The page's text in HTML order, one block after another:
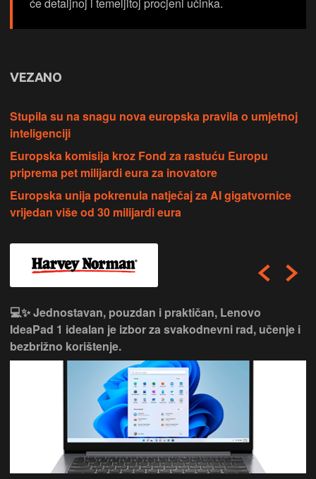
VEZANO
Stupila su na snagu nova europska pravila o umjetnoj
inteligenciji
Europska komisija kroz Fond za rastuću Europu
priprema pet milijardi eura za inovatore
Europska unija pokrenula natječaj za AI gigatvornice
vrijedan više od 30 milijardi eura
💻✨ Jednostavan, pouzdan i praktičan, Lenovo
IdeaPad 1 idealan je izbor za svakodnevni rad, učenje i
bezbrižno korištenje.